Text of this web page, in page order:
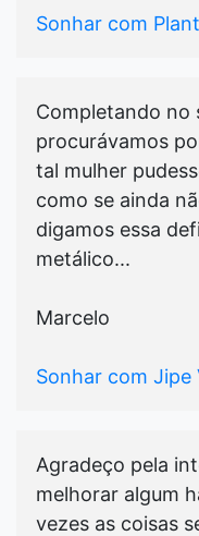
Sonhar com
Completando no
procurávamos
tal mulher
como se ainda
digamos essa
metálico...
Marcelo
Sonhar com Jipe
Agradeço pela
melhorar algum
vezes as coisas